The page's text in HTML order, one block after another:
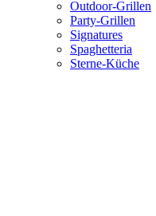
Outdoor-Grillen
Party-Grillen
Signatures
Spaghetteria
Sterne-Küche